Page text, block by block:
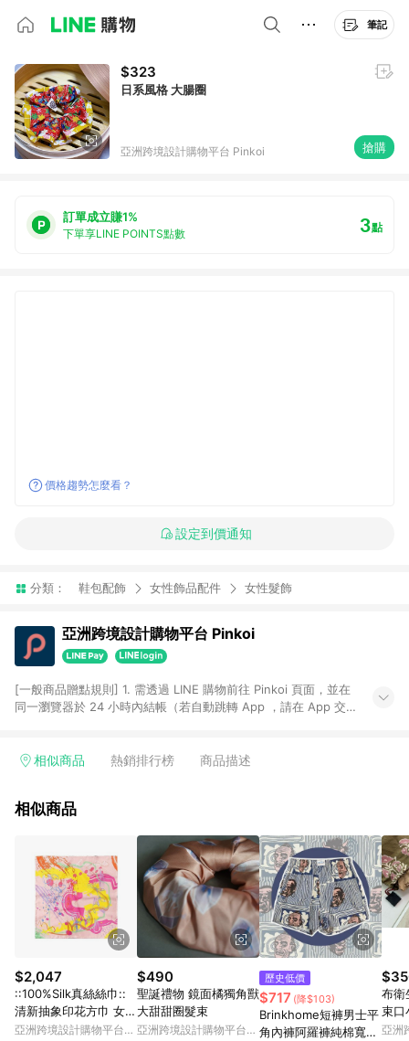
筆記
$323
日系風格 大腸圈
亞洲跨境設計購物平台 Pinkoi 搶購
訂單成立賺1%
下單享LINE POINTS點數 3點
價格趨勢怎麼看？
設定到價通知
分類： 鞋包配飾 女性飾品配件 女性髮飾
亞洲跨境設計購物平台 Pinkoi
[一般商品贈點規則] 1. 需透過 LINE 購物前往 Pinkoi 頁面，並在
同一瀏覽器於 24 小時內結帳（若自動跳轉 App ，請在 App 交
回饋訂單不得享有 Pinkoi 站方優惠，例如首購優惠，P coins，
行為，不具贈點資格，部分退款不在此限。 6. APP 請更新至
貨後 45 天後發送。 8. 群眾募資商品，禮物卡，開館保證金，補
運費，攤位費等不具贈點資格。 9. LINE 購物站上之商品規格、
顏色、價位、贈品如與 Pinkoi 商品資訊頁及購物車不符，以
Pinkoi 購物商品資訊頁及購物車標示為準。 10. 點數紅包使用規
則請以點數紅包活動說明為準。 11. 若於 LINE 購物前往 Pinkoi
頁面後才首次下載 Pinkoi APP 並完成訂單，不符合導購資格；承
上，首次下載 Pinkoi APP 後，需透過 LINE 購物前往 Pinkoi 頁
面，方享導購資格。
相似商品 熱銷排行榜 商品描述
相似商品
$2,047
::100%Silk真絲絲巾::
清新抽象印花方巾 女朋
友禮物 scarf 春天
亞洲跨境設計購物平台
$490
聖誕禮物 鏡面橘獨角獸
大甜甜圈髮束
亞洲跨境設計購物平台
歷史低價
$717 (降$103)
Brinkhome短褲男士平
角內褲阿羅褲純棉寬松
布衛
束口
亞洲